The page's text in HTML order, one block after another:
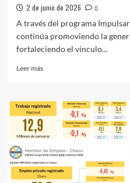
2 de junio de 2026
0
A través del programa
continúa promoviendo la
fortaleciendo el vínculo...
Leer másLeer
Impulsar
Chaco
acompaña
nuevas
en
Ferretería
El